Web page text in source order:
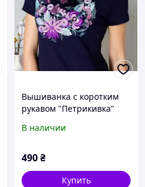
Вышиванка с коротким
рукавом "Петрикивка"
подростков синяя
В наличии
490₴
Купить